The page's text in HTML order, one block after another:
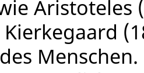
Aristoteles